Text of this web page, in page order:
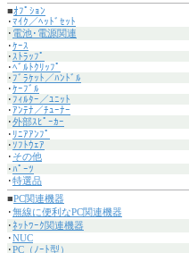
■ｵﾌﾟｼｮﾝ
･ﾏｲｸ／ﾍｯﾄﾞｾｯﾄ
･ 電池･電源関連
･ｹｰｽ
･ ｽﾄﾗｯﾌﾟ
･ﾍﾞﾙﾄｸﾘｯﾌﾟ
･ ﾌﾞﾗｹｯﾄ／ﾊﾝﾄﾞﾙ
･ｹｰﾌﾞﾙ
･ ﾌｨﾙﾀｰ／ﾕﾆｯﾄ
･ｱﾝﾃﾅ／ﾁｭｰﾅｰ
･外部ｽﾋﾟｰｶｰ
･ ﾘﾆｱｱﾝﾌﾟ
･ｿﾌﾄｳｪｱ
･ その他
･ﾊﾟｰﾂ
･特選品
■PC関連機器
･無線に便利なPC関連機器
･ﾈｯﾄﾜｰｸ関連機器
･NUC
･PC（ﾉｰﾄ型）